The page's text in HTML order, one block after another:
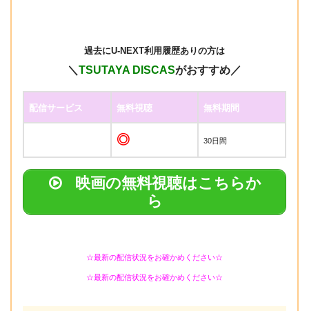
過去にU-NEXT利用履歴ありの方は
＼ TSUTAYA DISCASがおすすめ／
配信サービス 無料視聴 無料期間
◎ 30日間
映画の無料視聴はこちらか
ら
☆最新の配信状況をお確かめください☆
☆最新の配信状況をお確かめください☆